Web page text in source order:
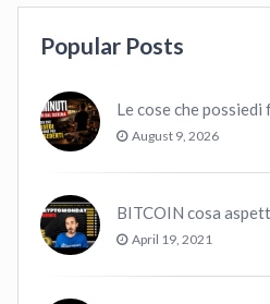
Popular Posts
August 9, 2026
April 19, 2021